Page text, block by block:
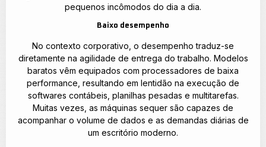
pequenos incômodos do dia a dia.
Baixo desempenho
No contexto corporativo, o desempenho traduz-se
diretamente na agilidade de entrega do trabalho. Modelos
baratos vêm equipados com processadores de baixa
performance, resultando em lentidão na execução de
softwares contábeis, planilhas pesadas e multitarefas.
Muitas vezes, as máquinas sequer são capazes de
acompanhar o volume de dados e as demandas diárias de
um escritório moderno.